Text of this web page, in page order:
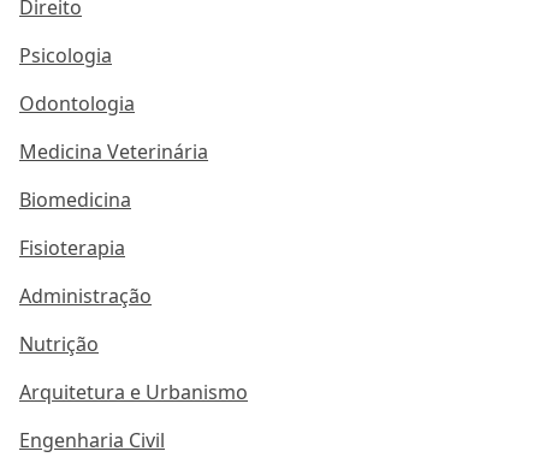
Direito
Psicologia
Odontologia
Medicina Veterinária
Biomedicina
Fisioterapia
Administração
Nutrição
Arquitetura e Urbanismo
Engenharia Civil